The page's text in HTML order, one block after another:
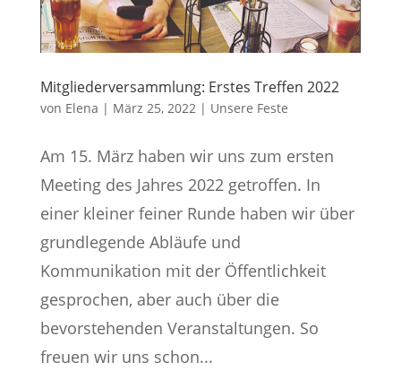
Mitgliederversammlung: Erstes Treffen 2022
von Elena | März 25, 2022| Unsere Feste
Am 15. März haben wir uns zum ersten
Meeting des Jahres 2022 getroffen. In
einer kleiner feiner Runde haben wir über
grundlegende Abläufe und
Kommunikation mit der Öffentlichkeit
gesprochen, aber auch über die
bevorstehenden Veranstaltungen. So
freuen wir uns schon...